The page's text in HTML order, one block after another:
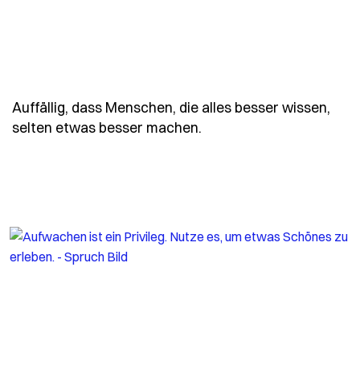
Auffällig, dass Menschen, die alles besser wissen,
selten etwas besser machen.